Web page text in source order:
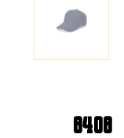
8408